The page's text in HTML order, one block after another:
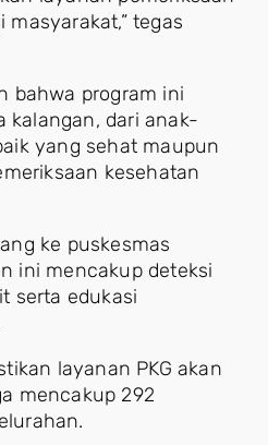
tegas
bahwa program ini
kalangan, dari anak-
yang sehat maupun
kesehatan
ke puskesmas
ini mencakup deteksi
serta edukasi
layanan PKG akan
mencakup 292